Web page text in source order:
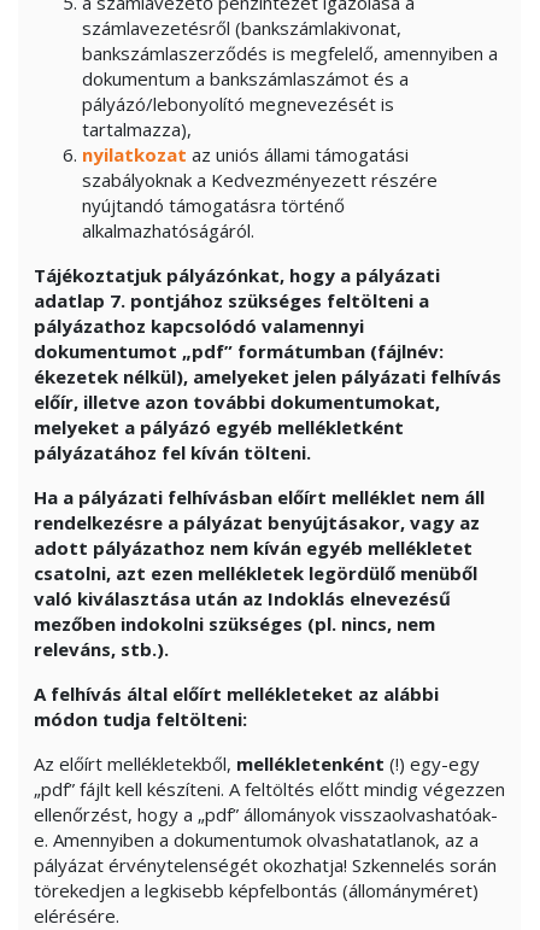
számlavezetésről (bankszámlakivonat,
bankszámlaszerződés is megfelelő, amennyiben a
dokumentum a bankszámlaszámot és a
pályázó/lebonyolító megnevezését is
tartalmazza),
nyilatkozat az uniós állami támogatási
szabályoknak a Kedvezményezett részére
nyújtandó támogatásra történő
alkalmazhatóságáról.
Tájékoztatjuk pályázónkat, hogy a pályázati
adatlap 7. pontjához szükséges feltölteni a
pályázathoz kapcsolódó valamennyi
dokumentumot „pdf” formátumban (fájlnév:
ékezetek nélkül), amelyeket jelen pályázati felhívás
előír, illetve azon további dokumentumokat,
melyeket a pályázó egyéb mellékletként
pályázatához fel kíván tölteni.
Ha a pályázati felhívásban előírt melléklet nem áll
rendelkezésre a pályázat benyújtásakor, vagy az
adott pályázathoz nem kíván egyéb mellékletet
csatolni, azt ezen mellékletek legördülő menüből
való kiválasztása után az Indoklás elnevezésű
mezőben indokolni szükséges (pl. nincs, nem
releváns, stb.).
A felhívás által előírt mellékleteket az alábbi
módon tudja feltölteni:
Az előírt mellékletekből, mellékletenként (!) egy-egy
„pdf” fájlt kell készíteni. A feltöltés előtt mindig végezzen
ellenőrzést, hogy a „pdf” állományok visszaolvashatóak-
e. Amennyiben a dokumentumok olvashatatlanok, az a
pályázat érvénytelenségét okozhatja! Szkennelés során
törekedjen a legkisebb képfelbontás (állományméret)
elérésére.